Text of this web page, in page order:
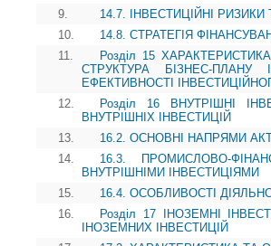
9.
14.7. ІНВЕСТИЦІЙНІ
10.
14.8. СТРАТЕГІЯ
11.
Розділ 15
СТРУКТУРА БІЗНЕС-
ЕФЕКТИВНОСТІ
12.
Розділ 16 ВНУТРІШНІ
ВНУТРІШНІХ ІНВЕСТИЦІЙ
13.
16.2. ОСНОВНІ НАПРЯМИ
14.
16.3. ПРОМИСЛОВО-
ВНУТРІШНІМИ ІНВЕСТИЦІЯМИ
15.
16.4. ОСОБЛИВОСТІ
16.
Розділ 17 ІНОЗЕМНІ
ІНОЗЕМНИХ ІНВЕСТИЦІЙ